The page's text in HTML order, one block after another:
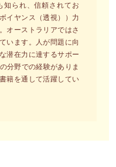
知られ、信頼されてお
イヤンス（透視））力
オーストラリアではさ
います。人が問題に向
潜在力に達するサポー
分野での経験がありま
籍を通して活躍してい